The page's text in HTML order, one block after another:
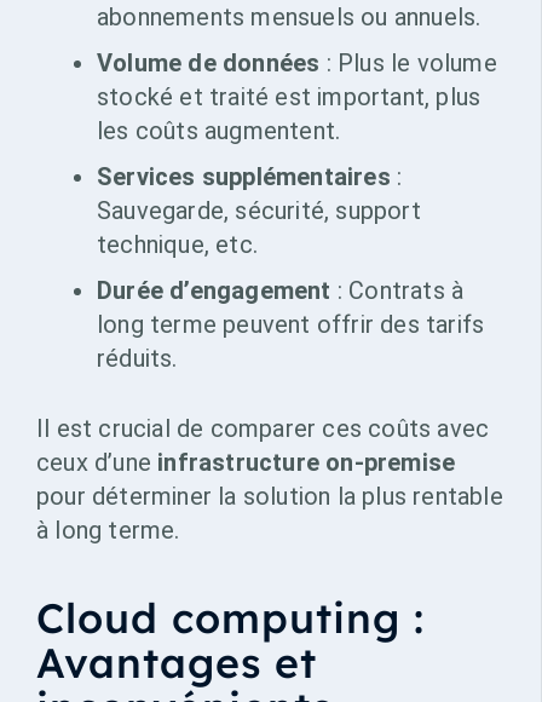
abonnements mensuels ou annuels.
Volume de données : Plus le volume
stocké et traité est important, plus
les coûts augmentent.
Services supplémentaires :
Sauvegarde, sécurité, support
technique, etc.
Durée d’engagement : Contrats à
long terme peuvent offrir des tarifs
réduits.
Il est crucial de comparer ces coûts avec
ceux d’une infrastructure on-premise
pour déterminer la solution la plus rentable
à long terme.
Cloud computing :
Avantages et